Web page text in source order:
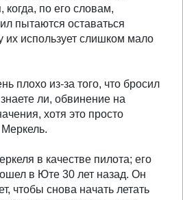
когда, по его словам,
пытаются оставаться
их использует слишком мало
плохо из-за того, что бросил
ли, обвинение на
хотя это просто
в качестве пилота; его
в Юте 30 лет назад. Он
чтобы снова начать летать